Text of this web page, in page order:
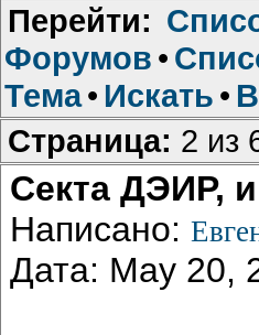
Перейти:
Форумов •
Тема• Искать •
Страница: 2 из
Секта ДЭИР,
Написано:
Дата: May 20,